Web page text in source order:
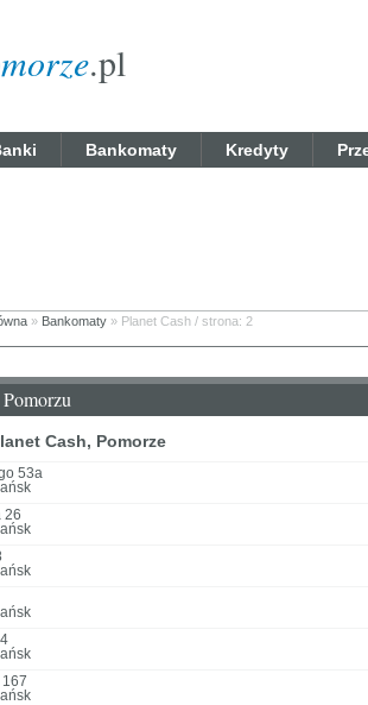
.pl
Bankomaty Kredyty
» Bankomaty » Planet Cash / strona: 2
Cash, Pomorze
53a
26